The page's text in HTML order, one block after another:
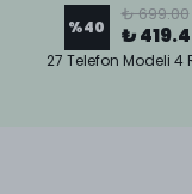
%40
₺ 699.00
₺
27 Telefon Modeli 4